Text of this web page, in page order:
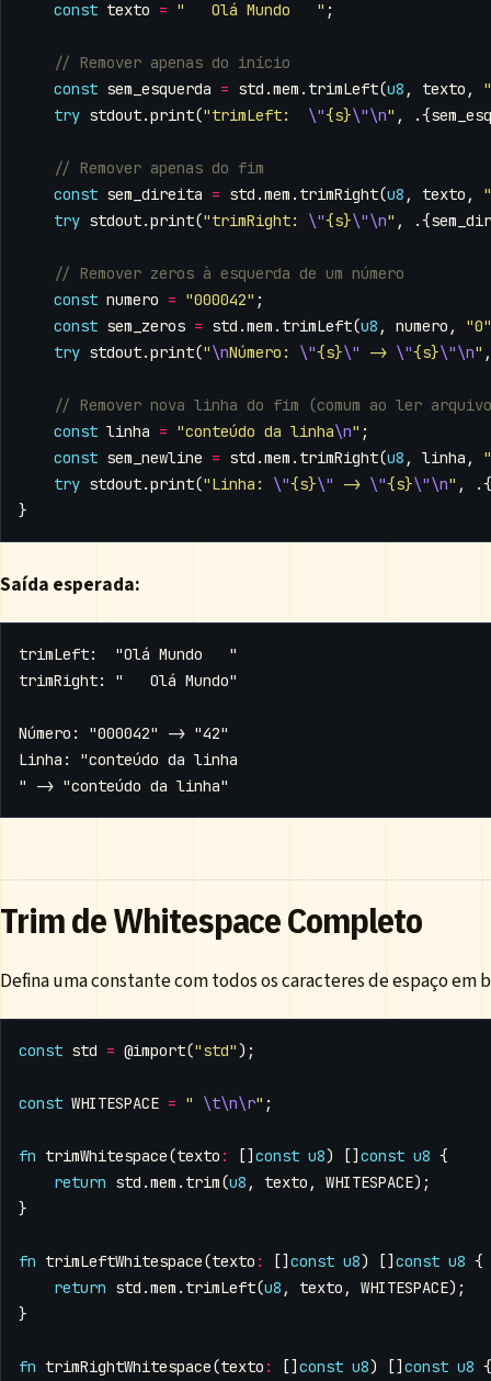
const texto = "   Olá Mundo   " ;
const sem_esquerda = std .mem . trimLeft(u8 , texto ,
try stdout.print("trimLeft: \"{s}\"\n" , .{
const sem_direita = std .mem . trimRight(u8 , texto ,
try stdout.print("trimRight: \"{s}\"\n" , .{
const numero = "000042" ;
const sem_zeros = std .mem . trimLeft(u8 , numero ,
"0"
try stdout.print("\nNúmero: \"{s}\" -> \"{s}\"\n" ,
const linha = "conteúdo da linha\n" ;
const sem_newline = std .mem . trimRight(u8 , linha ,
"
try stdout.print("Linha: \"{s}\" -> \"{s}\"\n" ,
.{
}
Saída esperada:
Trim de Whitespace Completo
Defina uma constante com todos os caracteres de espaço em
const std = @import("std");
const WHITESPACE = " \t\n\r" ;
fn trimWhitespace(texto : [] const u8) [] const u8 {
return std .mem . trim(u8 , texto , WHITESPACE);
}
fn trimLeftWhitespace(texto : [] const u8) [] const u8 {
return std .mem . trimLeft(u8 , texto , WHITESPACE);
}
fn trimRightWhitespace(texto : [] const u8) [] const u8 {